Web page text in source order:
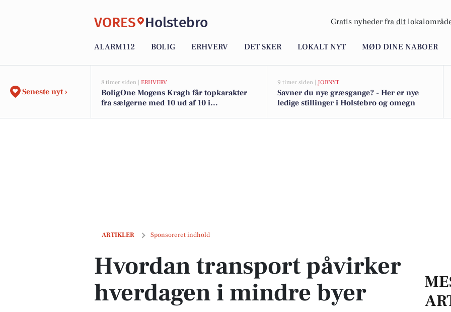
VORES Holstebro Gratis nyheder fra dit
ALARM112 BOLIG ERHVERV DET SKER LOKALT NYT MØD DINE NABOER
Seneste nyt ›
8 timer siden | ERHVERV
BoligOne Mogens Kragh får topkarakter
fra sælgerne med 10 ud af 10 i
9 timer siden | JOBNYT
Savner du nye græsgange? - Her er nye
ledige stillinger i Holstebro og omegn
ARTIKLER Sponsoreret indhold
Hvordan transport påvirker hverdagen i mindre byer
Hvordan transport påvirker
hverdagen i mindre byer